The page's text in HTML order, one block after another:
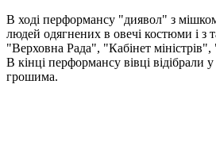
В ході перформансу "диявол" з
людей одягнених в овечі костюми і з
"Верховна Рада", "Кабінет
В кінці перформансу вівці відібрали
грошима.